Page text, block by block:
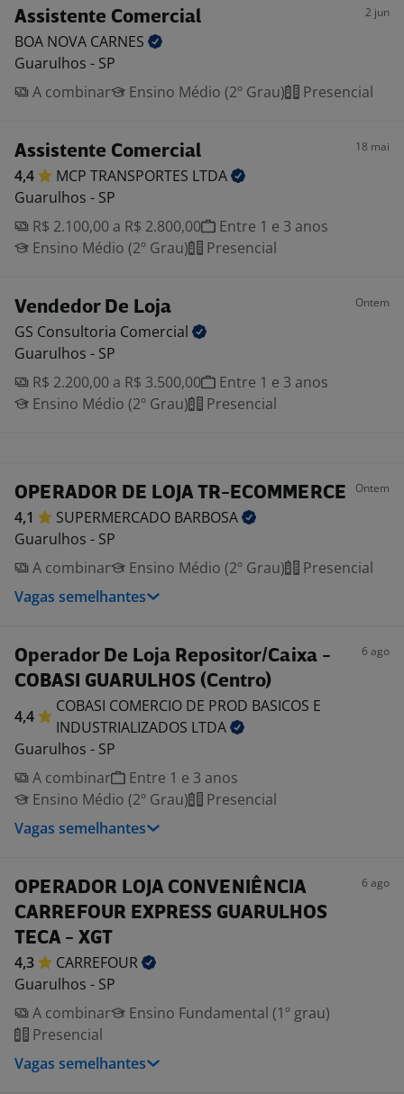
Assistente Comercial 2 jun
BOA NOVA CARNES
Guarulhos - SP
A combinar
Ensino Médio (2º Grau) Presencial
Assistente Comercial 18 mai
4,4 MCP TRANSPORTES LTDA
Guarulhos - SP
R$ 2.100,00 a R$ 2.800,00
Entre 1 e 3 anos
Ensino Médio (2º Grau)
Presencial
Vendedor De Loja Ontem
GS Consultoria Comercial
Guarulhos - SP
R$ 2.200,00 a R$ 3.500,00
Entre 1 e 3 anos
Ensino Médio (2º Grau)
Presencial
OPERADOR DE LOJA TR-ECOMMERCE Ontem
4,1 SUPERMERCADO BARBOSA
Guarulhos - SP
A combinar
Ensino Médio (2º Grau)
Presencial
Vagas semelhantes
Operador De Loja Repositor/Caixa -
COBASI GUARULHOS (Centro)
6 ago
4,4
COBASI COMERCIO DE PROD BASICOS E
INDUSTRIALIZADOS LTDA
Guarulhos - SP
A combinar
Entre 1 e 3 anos
Ensino Médio (2º Grau)
Presencial
Vagas semelhantes
OPERADOR LOJA CONVENIÊNCIA
CARREFOUR EXPRESS GUARULHOS
TECA - XGT
6 ago
4,3
CARREFOUR
Guarulhos - SP
A combinar
Ensino Fundamental (1º grau)
Presencial
Vagas semelhantes